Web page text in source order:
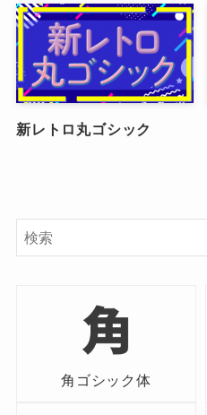
新レトロ丸ゴシック
角ゴシック体